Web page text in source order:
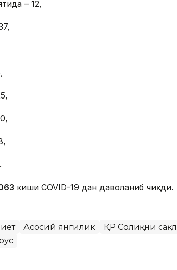
– 12,
киши COVID-19 дан даволаниб чиқди.
Асосий янгилик
ҚР Соғлиқни